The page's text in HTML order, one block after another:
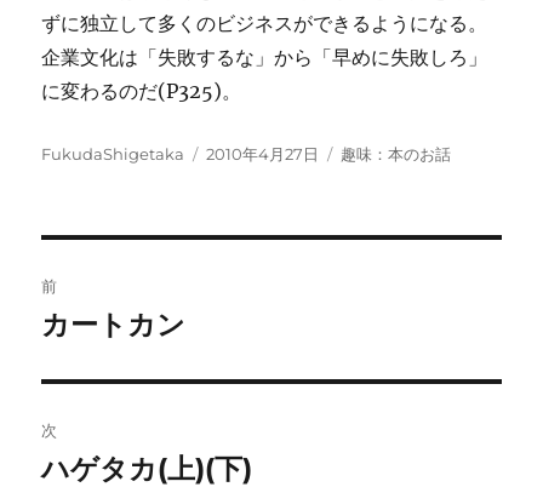
ずに独立して多くのビジネスができるようになる。
企業文化は「失敗するな」から「早めに失敗しろ」
に変わるのだ(P325)。
投
FukudaShigetaka
投
2010年4月27日
カ
趣味：本のお話
稿
ビ
ゲ
前
前
投
稿:
カートカン
次
次
ハゲタカ(上)(下)